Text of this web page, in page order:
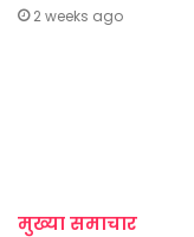
2 weeks ago
मुख्या समाचार